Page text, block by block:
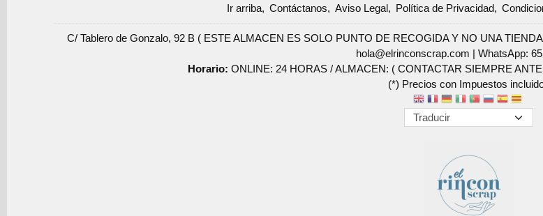
Ir arriba Contáctanos Aviso Legal Política de Privacidad
C/ Tablero de Gonzalo, 92 B ( ESTE ALMACEN ES SOLO PUNTO DE RECOGIDA Y NO UNA
hola@elrinconscrap.com |WhatsApp:
Horario:ONLINE: 24 HORAS / ALMACEN: ( CONTACTAR SIEMPRE
(*) Precios con Impuestos